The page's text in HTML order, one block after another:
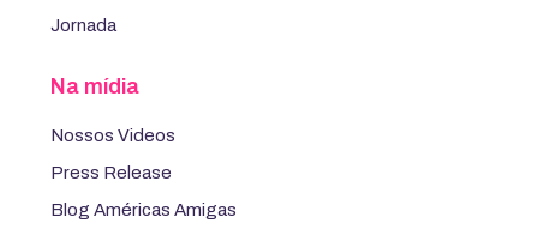
Jornada
Na mídia
Nossos Videos
Press Release
Blog Américas Amigas